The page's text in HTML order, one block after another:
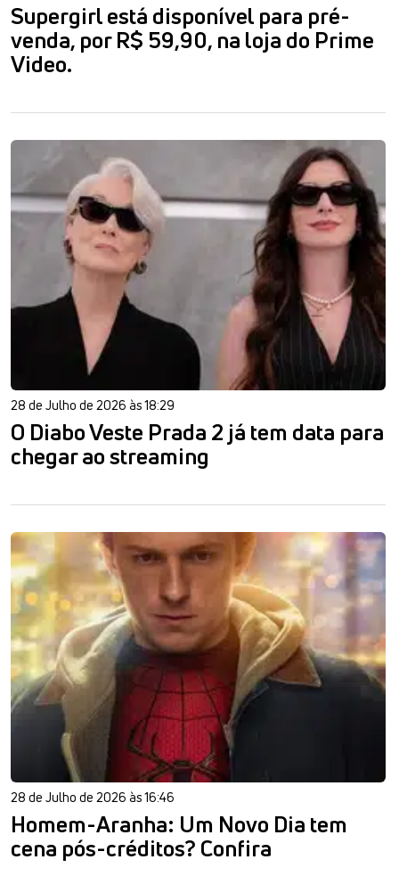
Supergirl está disponível para pré-
venda, por R$ 59,90, na loja do Prime
Video.
28 de Julho de 2026 às 18:29
O Diabo Veste Prada 2 já tem data para
chegar ao streaming
28 de Julho de 2026 às 16:46
Homem-Aranha: Um Novo Dia tem
cena pós-créditos? Confira